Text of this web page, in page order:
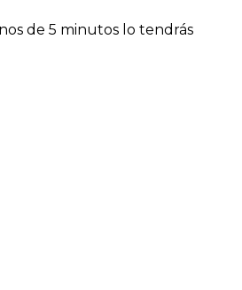
de 5 minutos lo tendrás